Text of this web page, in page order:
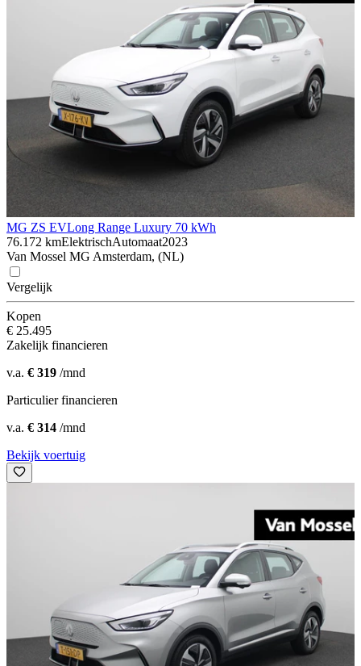
MG ZS EVLong Range Luxury 70 kWh
76.172 kmElektrischAutomaat2023
Van Mossel MG Amsterdam, (NL)
Vergelijk
Kopen
€ 25.495
Zakelijk financieren
v.a. € 319 /mnd
Particulier financieren
v.a. € 314 /mnd
Bekijk voertuig